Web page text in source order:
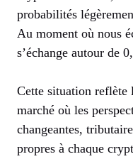
probabilités
Au moment où nous
s’échange autour de
Cette situation reflète
marché où les
changeantes,
propres à chaque